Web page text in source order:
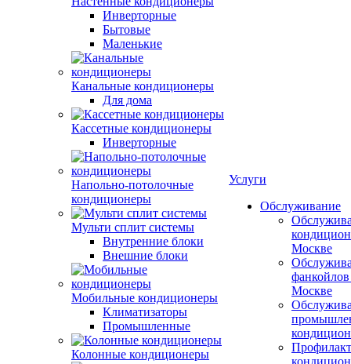
Инверторные
Бытовые
Маленькие
Канальные кондиционеры
Для дома
Кассетные кондиционеры
Инверторные
Напольно-потолочные
кондиционеры
Мульти сплит системы
Внутренние блоки
Внешние блоки
Мобильные кондиционеры
Климатизаторы
Промышленные
Колонные кондиционеры
Услуги
Обслуживание
Москве
Москве